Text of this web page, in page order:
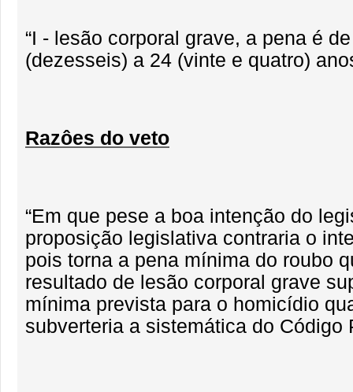
“I - lesão corporal grave, a pena é
(dezesseis) a 24 (vinte e quatro)
Razôes do veto
“Em que pese a boa intenção do
proposição legislativa contraria o
pois torna a pena mínima do roubo
resultado de lesão corporal grave
mínima prevista para o homicídio
subverteria a sistemática do Código